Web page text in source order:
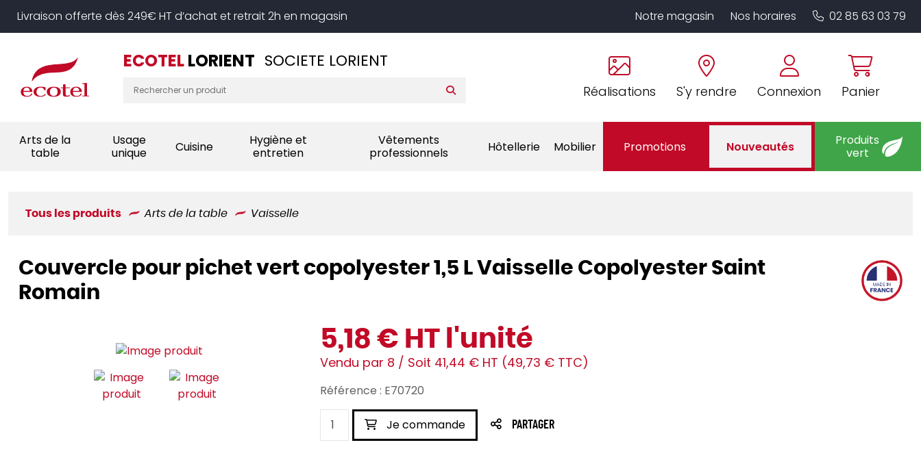
Livraison offerte dès 249€ HT d’achat et retrait 2h en magasin
Réalisations S'y rendre Connexion Panier
ECOTELLORIENT SOCIETE LORIENT
Notre magasin Nos horaires 02 85 63 03 79
Arts de la
table
Usage
unique
Cuisine
Hygiène et
entretien
Vêtements
professionnels
Hôtellerie Mobilier Promotions Nouveautés
Produits
vert
Tous les produits Arts de la table Vaisselle
Couvercle pour pichet vert copolyester 1,5 L Vaisselle Copolyester Saint
Romain
5,18 € HT l'unité
Vendu par 8 / Soit 41,44 € HT (49,73 € TTC)
Référence : E70720
Je commande PARTAGER
Panneau de gestion des cookies